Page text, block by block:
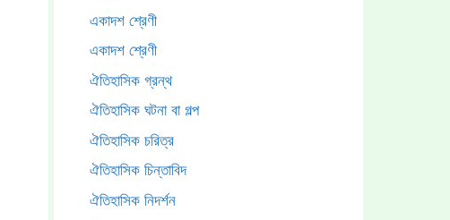
একাদশ শ্রেণী
একাদশ শ্রেণী
ঐতিহাসিক গ্রন্থ
ঐতিহাসিক ঘটনা বা গল্প
ঐতিহাসিক চরিত্র
ঐতিহাসিক চিন্তাবিদ
ঐতিহাসিক নিদর্শন